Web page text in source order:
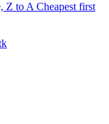
Z to ACheapest first